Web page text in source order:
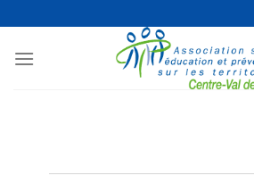
au
contenu